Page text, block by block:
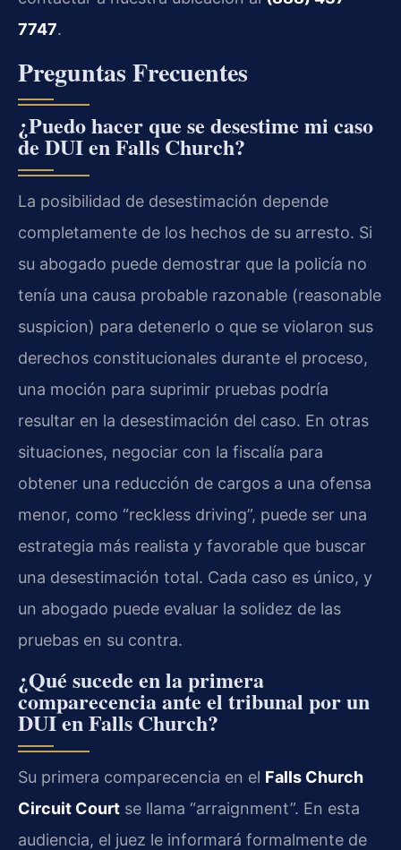
7747.
Preguntas Frecuentes
¿Puedo hacer que se desestime mi caso
de DUI en Falls Church?
La posibilidad de desestimación depende
completamente de los hechos de su arresto. Si
su abogado puede demostrar que la policía no
tenía una causa probable razonable (reasonable
suspicion) para detenerlo o que se violaron sus
derechos constitucionales durante el proceso,
una moción para suprimir pruebas podría
resultar en la desestimación del caso. En otras
situaciones, negociar con la fiscalía para
obtener una reducción de cargos a una ofensa
menor, como “reckless driving”, puede ser una
estrategia más realista y favorable que buscar
una desestimación total. Cada caso es único, y
un abogado puede evaluar la solidez de las
pruebas en su contra.
¿Qué sucede en la primera
comparecencia ante el tribunal por un
DUI en Falls Church?
Su primera comparecencia en el Falls Church
Circuit Court se llama “arraignment”. En esta
audiencia, el juez le informará formalmente de